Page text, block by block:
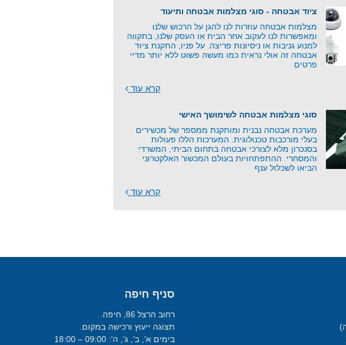
ציוד אבטחה - סוגי מצלמות אבטחה ותיעוד
מצלמות אבטחה עוזרות לנו להגן על הרכוש שלנו
ומאפשרות לנו לעקוב אחר הבית או העסק שלנו, בתקווה
למנוע גניבות או ניסיונות פריצה. על פניו, התקנת ציוד
אבטחה זה אולי נראית כמו מעשה פשוט ללא יותר מדיי
פרטים
קרא עוד
סוגי מצלמות אבטחה לשימושך האישי
מערכת אבטחה נבנית ומותקנת ממספר של מכשירים
בעלי מורכבות טכנולוגית. המערכות הללו פעולות
בסנכרון מלא לצורכי אבטחה בתחום הביתי, המשרדי
והמסחרי. ההתפתחויות בעולם המכשור האלקטרוני
הביאו לשכלול ענף
קרא עוד
סניף חיפה
רחוב הרצל 86, חיפה.
תצוגה ייעוץ ורכישה במקום.
בימים א’, ב’, ג’, ה’: 09:00 – 18:00